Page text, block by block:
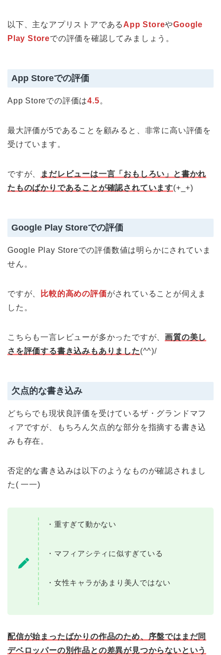
以下、主なアプリストアである App StoreやGoogle
Play Storeでの評価を確認してみましょう。
App Storeでの評価
App Storeでの評価は4.5。
最大評価が5であることを顧みると、非常に高い評価を
受けています。
ですが、
まだレビューは一言「おもしろい」と書かれ
たものばかりであることが確認されています(+_+)
Google Play Storeでの評価
Google Play Storeでの評価数値は明らかにされていま
せん。
ですが、 比較的高めの評価がされていることが伺えま
した。
こちらも一言レビューが多かったですが、画質の美し
さを評価する書き込みもありました(^^)/
欠点的な書き込み
どちらでも現状良評価を受けているザ・グランドマフ
ィアですが、もちろん欠点的な部分を指摘する書き込
みも存在。
否定的な書き込みは以下のようなものが確認されまし
た( 一一)
・重すぎて動かない
・マフィアシティに似すぎている
・女性キャラがあまり美人ではない
配信が始まったばかりの作品のため、序盤ではまだ同
デベロッパーの別作品との差異が見つからないという